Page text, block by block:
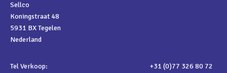
Sellco
Koningstraat 48
5931 BX Tegelen
Nederland
Tel Verkoop:
+31 (0)77 326 80 72